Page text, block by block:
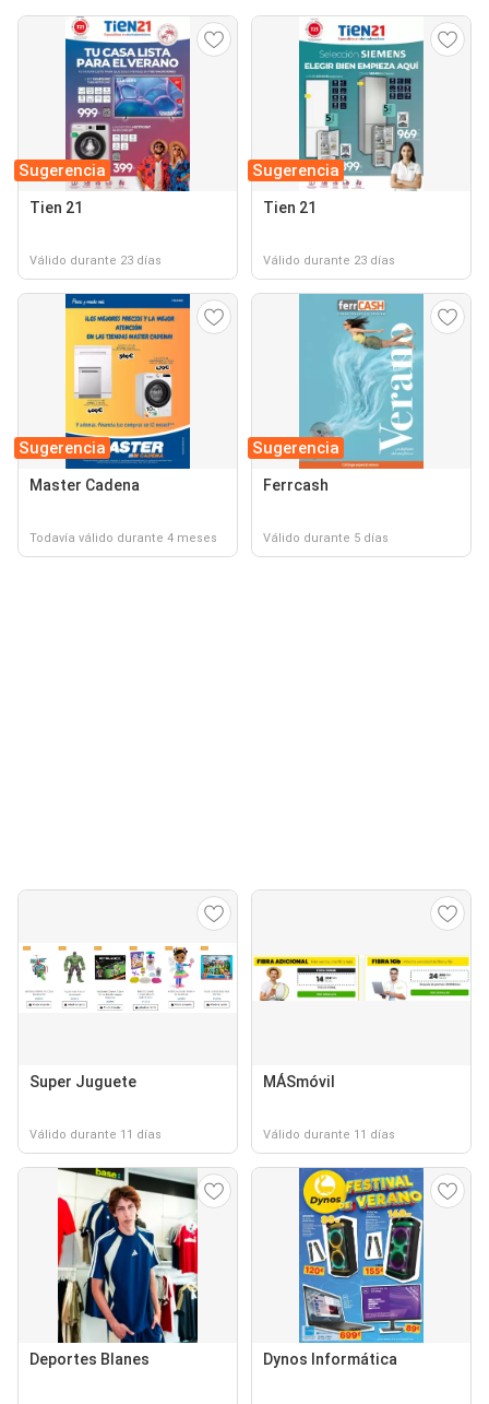
Sugerencia
Tien 21
Válido durante 23 días
Sugerencia
Tien 21
Válido durante 23 días
Sugerencia
Master Cadena
Todavía válido durante 4 meses
Sugerencia
Ferrcash
Válido durante 5 días
Super Juguete
Válido durante 11 días
MÁSmóvil
Válido durante 11 días
Deportes Blanes Dynos Informática